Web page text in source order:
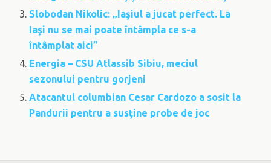
Slobodan Nikolic: „Iaşiul a jucat perfect. La
Iaşi nu se mai poate întâmpla ce s-a
întâmplat aici”
Energia – CSU Atlassib Sibiu, meciul
sezonului pentru gorjeni
Atacantul columbian Cesar Cardozo a sosit la
Pandurii pentru a susţine probe de joc